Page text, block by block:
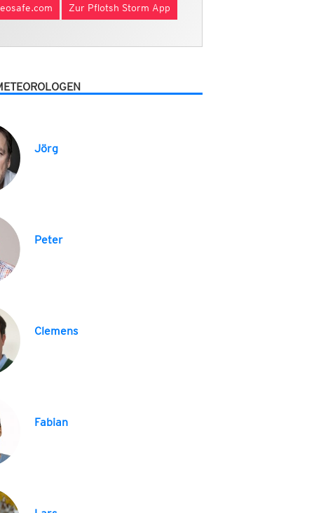
Zur Pflotsh Storm App
Jörg
Peter
Clemens
Fabian